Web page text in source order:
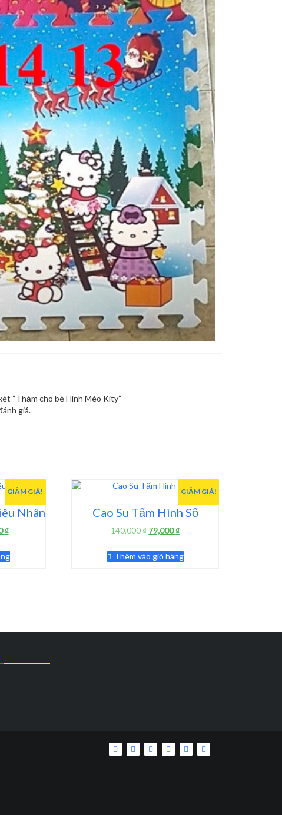
“Thảm cho bé Hình Mèo Kity”
giá.
GIẢM GIÁ!
Nhân
₫.
₫Giá
tại
là:
GIẢM GIÁ!
Cao Su Tấm Hình Số
140,000₫ Giá
là:
140,000 ₫.
79,000₫Giá
tại
là:
Thêm vào giỏ hàng